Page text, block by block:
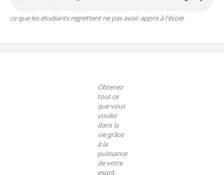
ce que les étudiants regrettent ne pas avoir appris à l'école
Obtenez
tout ce
que vous
voulez
dans la
vie grâce
à la
puissance
de votre
esprit.